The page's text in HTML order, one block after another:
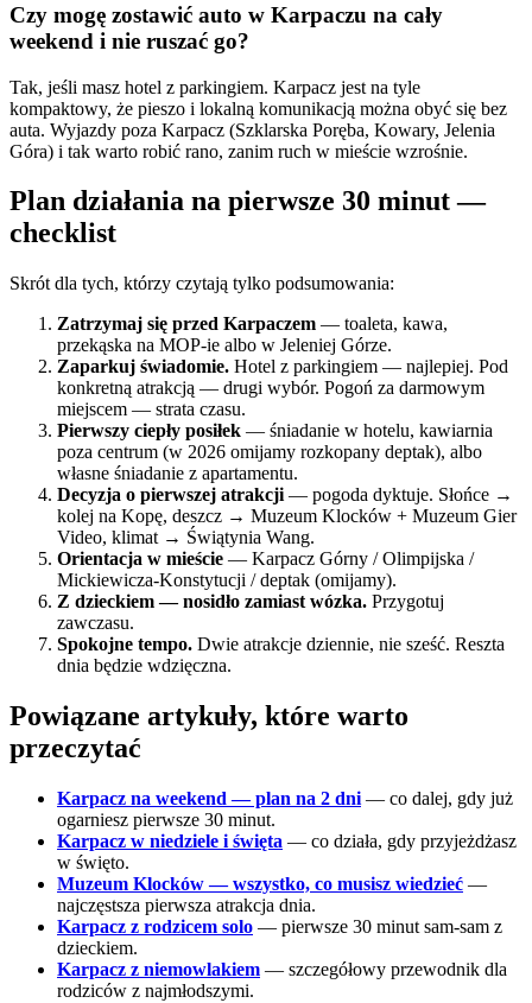
Czy mogę zostawić auto w Karpaczu na cały
weekend i nie ruszać go?
Tak, jeśli masz hotel z parkingiem. Karpacz jest na tyle
kompaktowy, że pieszo i lokalną komunikacją można obyć się bez
auta. Wyjazdy poza Karpacz (Szklarska Poręba, Kowary, Jelenia
Góra) i tak warto robić rano, zanim ruch w mieście wzrośnie.
Plan działania na pierwsze 30 minut —
checklist
Skrót dla tych, którzy czytają tylko podsumowania:
Zatrzymaj się przed Karpaczem — toaleta, kawa,
przekąska na MOP-ie albo w Jeleniej Górze.
Zaparkuj świadomie. Hotel z parkingiem — najlepiej. Pod
konkretną atrakcją — drugi wybór. Pogoń za darmowym
miejscem — strata czasu.
Pierwszy ciepły posiłek — śniadanie w hotelu, kawiarnia
poza centrum (w 2026 omijamy rozkopany deptak), albo
własne śniadanie z apartamentu.
Decyzja o pierwszej atrakcji — pogoda dyktuje. Słońce →
kolej na Kopę, deszcz → Muzeum Klocków + Muzeum Gier
Video, klimat → Świątynia Wang.
Orientacja w mieście — Karpacz Górny / Olimpijska /
Mickiewicza-Konstytucji / deptak (omijamy).
Z dzieckiem — nosidło zamiast wózka. Przygotuj
zawczasu.
Spokojne tempo. Dwie atrakcje dziennie, nie sześć. Reszta
dnia będzie wdzięczna.
Powiązane artykuły, które warto
przeczytać
Karpacz na weekend — plan na 2 dni — co dalej, gdy już
ogarniesz pierwsze 30 minut.
Karpacz w niedziele i święta — co działa, gdy przyjeżdżasz
w święto.
Muzeum Klocków — wszystko, co musisz wiedzieć —
najczęstsza pierwsza atrakcja dnia.
Karpacz z rodzicem solo — pierwsze 30 minut sam-sam z
dzieckiem.
Karpacz z niemowlakiem — szczegółowy przewodnik dla
rodziców z najmłodszymi.